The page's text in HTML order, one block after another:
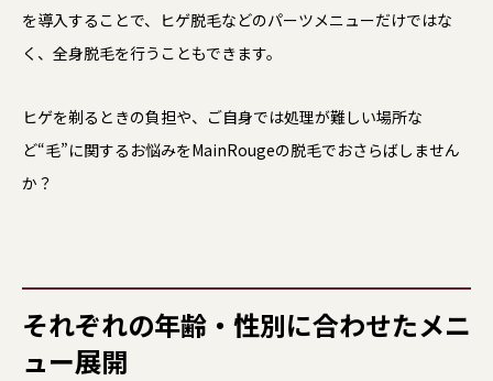
を導入することで、ヒゲ脱毛などのパーツメニューだけではな
く、全身脱毛を行うこともできます。
ヒゲを剃るときの負担や、ご自身では処理が難しい場所な
ど“毛”に関するお悩みをMainRougeの脱毛でおさらばしません
か？
それぞれの年齢・性別に合わせたメニ
ュー展開